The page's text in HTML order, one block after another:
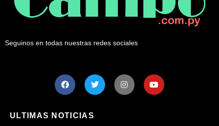
Seguinos en todas nuestras redes sociales
ULTIMAS NOTICIAS